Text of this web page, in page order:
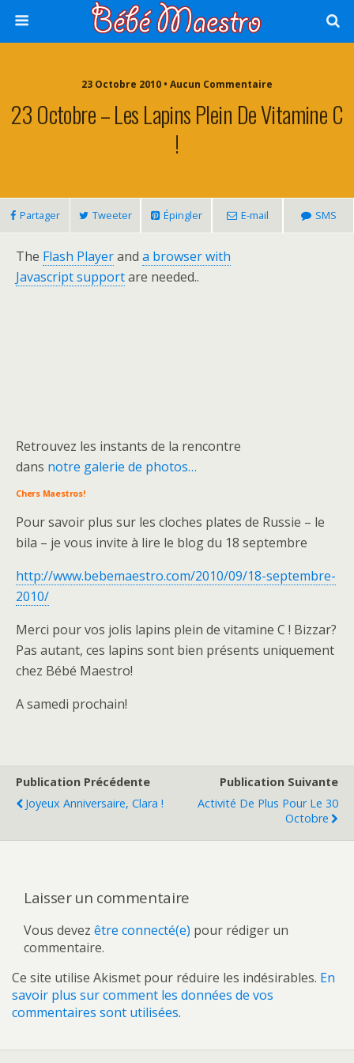
23 Octobre 2010 • Aucun Commentaire
23 Octobre – Les Lapins Plein De Vitamine C
!
Partager Tweeter Épingler E-mail SMS
The Flash Playerand a browser with
Javascript supportare needed..
Retrouvez les instants de la rencontre
dans notre galerie de photos…
Chers Maestros!
Pour savoir plus sur les cloches plates de Russie – le
bila – je vous invite à lire le blog du 18 septembre
http://www.bebemaestro.com/2010/09/18-septembre-
2010/
Merci pour vos jolis lapins plein de vitamine C ! Bizzar?
Pas autant, ces lapins sont bien présents uniquement
chez Bébé Maestro!
A samedi prochain!
Publication Précédente
Joyeux Anniversaire, Clara !
Publication Suivante
Activité De Plus Pour Le 30
Octobre
Laisser un commentaire
Vous devez être connecté(e) pour rédiger un
commentaire.
Ce site utilise Akismet pour réduire les indésirables. En
savoir plus sur comment les données de vos
commentaires sont utilisées.